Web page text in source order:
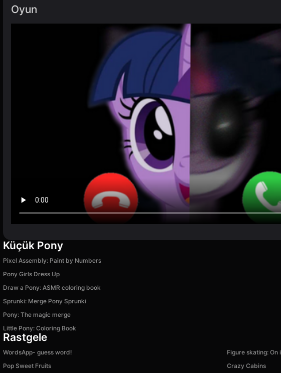
Oyun
Küçük Pony
Pixel Assembly: Paint by Numbers
Pony Girls Dress Up
Draw a Pony: ASMR coloring book
Sprunki: Merge Pony Sprunki
Pony: The magic merge
Little Pony: Coloring Book
Rastgele
WordsApp- guess word! Figure skating: On
Pop Sweet Fruits
Crazy Cabins